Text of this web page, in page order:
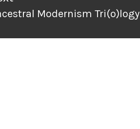
Modernism Tri(o)logy